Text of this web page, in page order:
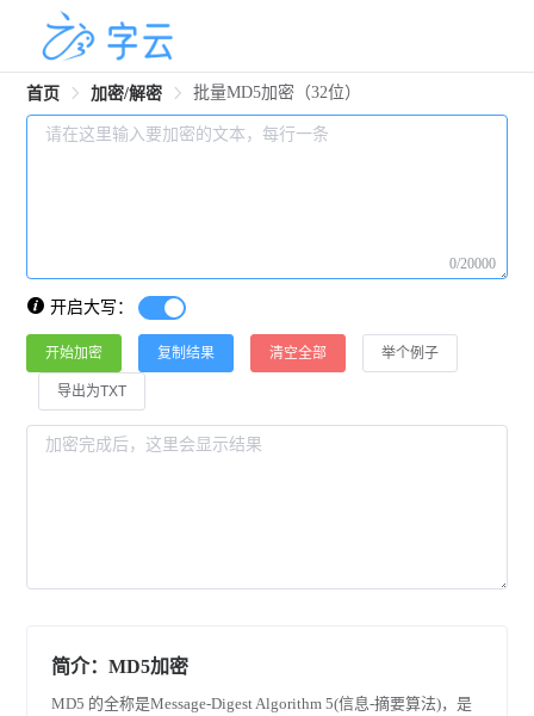
首页 加密/解密 批量MD5加密（32位）
0/20000
开启大写：
开始加密 复制结果 清空全部 举个例子
导出为TXT
简介：MD5加密
MD5 的全称是Message-Digest Algorithm 5(信息-摘要算法)，是